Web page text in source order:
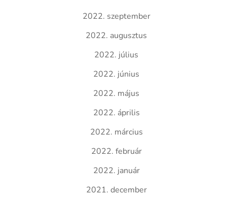
2022. szeptember
2022. augusztus
2022. július
2022. június
2022. május
2022. április
2022. március
2022. február
2022. január
2021. december